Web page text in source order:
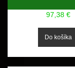
97,38 €